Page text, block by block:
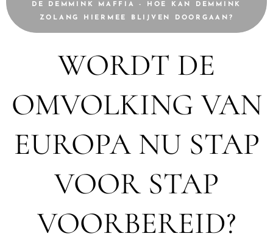
DE DEMMINK MAFFIA - HOE KAN DEMMINK
ZOLANG HIERMEE BLIJVEN DOORGAAN?
WORDT DE
OMVOLKING VAN
EUROPA NU STAP
VOOR STAP
VOORBEREID?